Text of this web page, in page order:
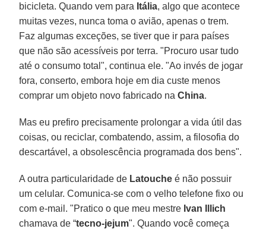
bicicleta. Quando vem para Itália, algo que acontece
muitas vezes, nunca toma o avião, apenas o trem.
Faz algumas exceções, se tiver que ir para países
que não são acessíveis por terra. "Procuro usar tudo
até o consumo total", continua ele. "Ao invés de jogar
fora, conserto, embora hoje em dia custe menos
comprar um objeto novo fabricado naChina.
Mas eu prefiro precisamente prolongar a vida útil das
coisas, ou reciclar, combatendo, assim, a filosofia do
descartável, a obsolescência programada dos bens".
A outra particularidade de Latouche é não possuir
um celular. Comunica-se com o velho telefone fixo ou
com e-mail. "Pratico o que meu mestre Ivan Illich
chamava de “tecno-jejum". Quando você começa